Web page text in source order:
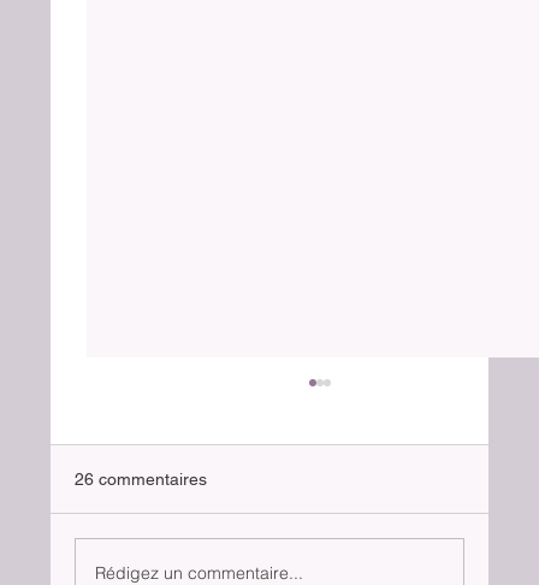
Le chat parachutiste
26 commentaires
Rédigez un commentaire...